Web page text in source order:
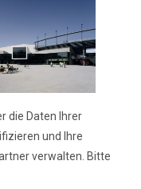
die Daten Ihrer
und Ihre
verwalten. Bitte